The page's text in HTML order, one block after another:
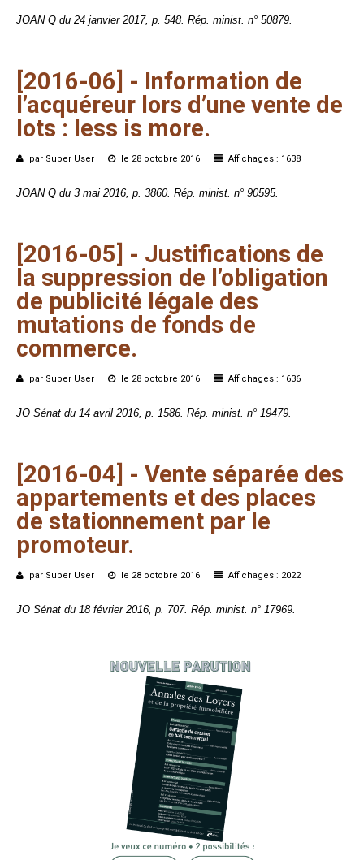
JOAN Q du 24 janvier 2017, p. 548. Rép. minist. n° 50879.
[2016-06] - Information de
l’acquéreur lors d’une vente de
lots : less is more.
par Super User le 28 octobre 2016 Affichages : 1638
JOAN Q du 3 mai 2016, p. 3860. Rép. minist. n° 90595.
[2016-05] - Justifications de
la suppression de l’obligation
de publicité légale des
mutations de fonds de
commerce.
par Super User le 28 octobre 2016 Affichages : 1636
JO Sénat du 14 avril 2016, p. 1586. Rép. minist. n° 19479.
[2016-04] - Vente séparée des
appartements et des places
de stationnement par le
promoteur.
par Super User le 28 octobre 2016 Affichages : 2022
JO Sénat du 18 février 2016, p. 707. Rép. minist. n° 17969.